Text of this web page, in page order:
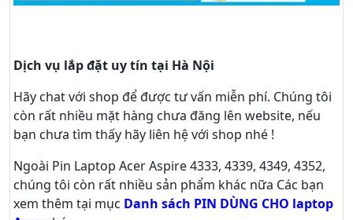
Dịch vụ lắp đặt uy tín tại Hà Nội
Hãy chatvới shop để được tư vấn miễn phí. Chúng tôi
còn rất nhiều mặt hàng chưa đăng lên website, nếu
bạn chưa tìm thấy hãy liên hệ với shop nhé !
Ngoài Pin Laptop Acer Aspire 4333, 4339, 4349, 4352,
chúng tôi còn rất nhiều sản phẩm khác nữa Các bạn
xem thêm tại mục Danh sách PIN DÙNG CHO laptop